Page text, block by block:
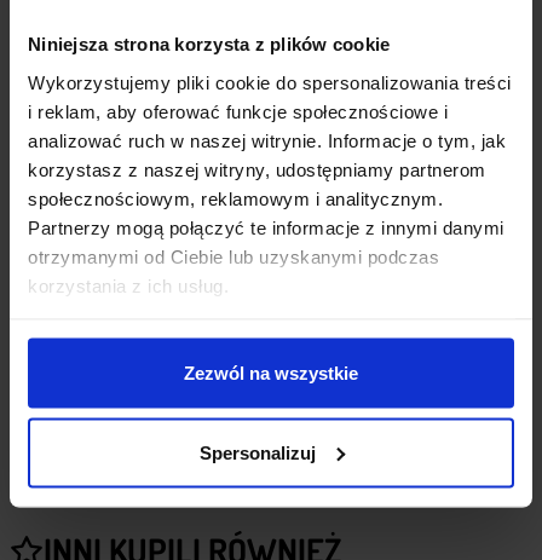
Niniejsza strona korzysta z plików cookie
Wykorzystujemy pliki cookie do spersonalizowania treści
i reklam, aby oferować funkcje społecznościowe i
analizować ruch w naszej witrynie. Informacje o tym, jak
korzystasz z naszej witryny, udostępniamy partnerom
społecznościowym, reklamowym i analitycznym.
Partnerzy mogą połączyć te informacje z innymi danymi
otrzymanymi od Ciebie lub uzyskanymi podczas
korzystania z ich usług.
Zezwól na wszystkie
Spersonalizuj
Typ: Zworka / jumper
Kolor:Niebieski
Rozstaw pinów: 2,54 mm
Materiał: Plastik + Metal
Waga zestawu: 0,7 g
INNI KUPILI RÓWNIEŻ